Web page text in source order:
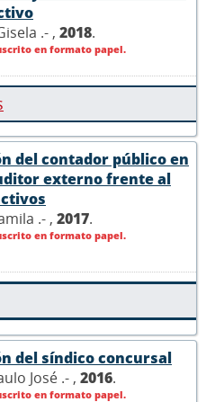
.- , 2018.
en formato papel.
del contador público en
externo frente al
.- , 2017.
en formato papel.
del síndico concursal
José .- , 2016.
en formato papel.